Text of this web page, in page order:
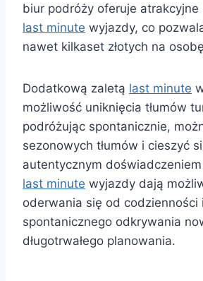
biur podróży oferuje atrakcyjne
last minute wyjazdy, co
nawet kilkaset złotych na
Dodatkową zaletą last minute
możliwość uniknięcia tłumów
podróżując spontanicznie,
sezonowych tłumów i cieszyć
autentycznym
last minute wyjazdy dają
oderwania się od codzienności i
spontanicznego odkrywania
długotrwałego planowania.